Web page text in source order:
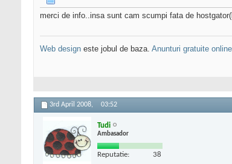
merci de info..insa sunt cam scumpi fata de
Web design este jobul de baza. Anunturi gratuite online
3rd April 2008, 03:52
Tudi
Ambasador
Reputatie: 38